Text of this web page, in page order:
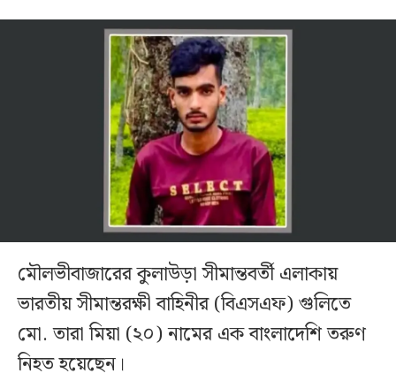
মৌলভীবাজারের কুলাউড়া সীমান্তবর্তী এলাকায়
ভারতীয় সীমান্তরক্ষী বাহিনীর (বিএসএফ) গুলিতে
মো. তারা মিয়া (২০) নামের এক বাংলাদেশি তরুণ
নিহত হয়েছেন।